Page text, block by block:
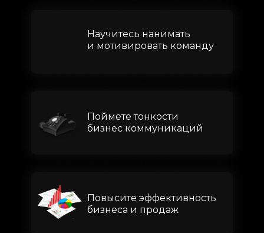
Повысите эффективность
бизнеса и продаж
Научитесь нанимать
и мотивировать команду
Поймете тонкости
бизнес коммуникаций